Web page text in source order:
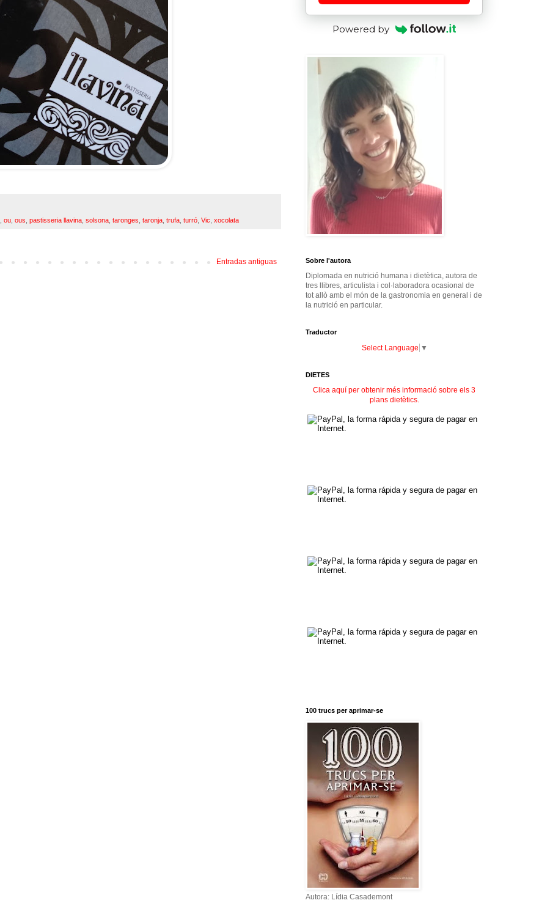
ou ous pastisseria llavina solsona taronges taronja trufa turró Vic xocolata
Entradas antiguas
Powered by
Sobre l'autora
Diplomada en nutrició humana i dietètica, autora de
tres llibres, articulista i col·laboradora ocasional de
tot allò amb el món de la gastronomia en general i de
la nutrició en particular.
Traductor
Select Language ▼
DIETES
Clica aquí per obtenir més informació sobre els 3
plans dietètics.
100 trucs per aprimar-se
Autora: Lídia Casademont